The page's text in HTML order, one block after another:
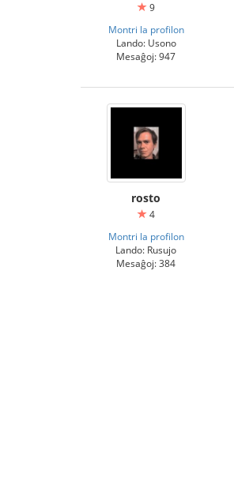
9
Montri la profilon
Lando: Usono
Mesaĝoj: 947
rosto
4
Montri la profilon
Lando: Rusujo
Mesaĝoj: 384